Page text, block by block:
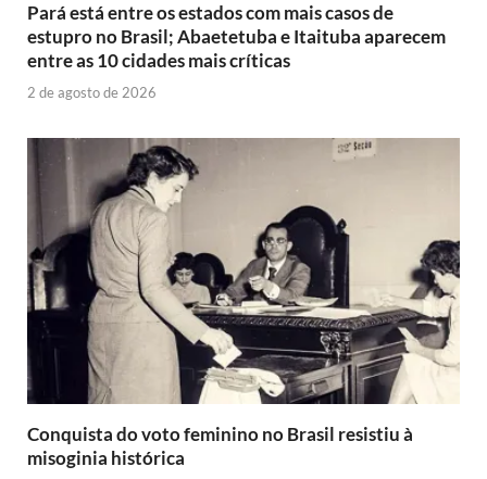
Pará está entre os estados com mais casos de
estupro no Brasil; Abaetetuba e Itaituba aparecem
entre as 10 cidades mais críticas
2 de agosto de 2026
Conquista do voto feminino no Brasil resistiu à
misoginia histórica